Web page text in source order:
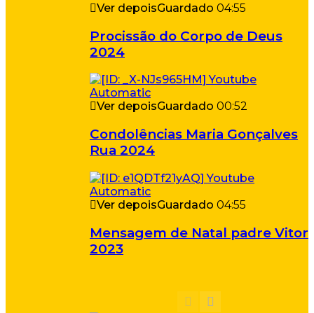
Ver depoisGuardado 04:55
Procissão do Corpo de Deus
2024
Ver depoisGuardado 00:52
Condolências Maria Gonçalves
Rua 2024
Ver depoisGuardado 04:55
Mensagem de Natal padre Vitor
2023